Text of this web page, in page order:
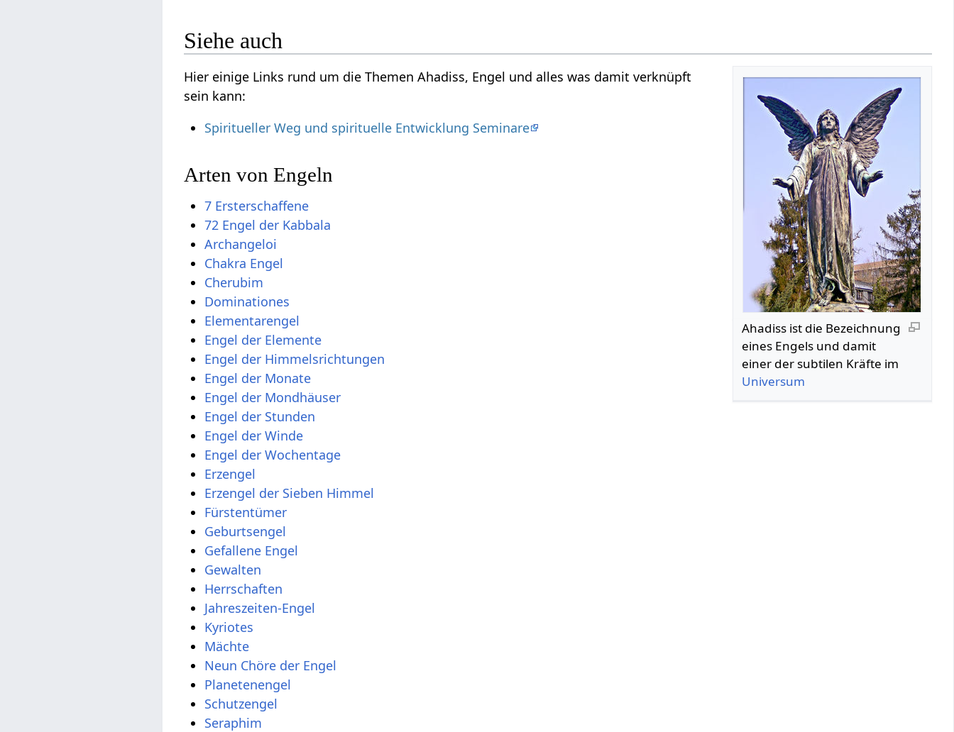
Siehe auch
Ahadiss ist die Bezeichnung
eines Engels und damit
einer der subtilen Kräfte im
Universum
Hier einige Links rund um die Themen Ahadiss, Engel und alles was damit verknüpft
sein kann:
Spiritueller Weg und spirituelle Entwicklung Seminare
Arten von Engeln
7 Ersterschaffene
72 Engel der Kabbala
Archangeloi
Chakra Engel
Cherubim
Dominationes
Elementarengel
Engel der Elemente
Engel der Himmelsrichtungen
Engel der Monate
Engel der Mondhäuser
Engel der Stunden
Engel der Winde
Engel der Wochentage
Erzengel
Erzengel der Sieben Himmel
Fürstentümer
Geburtsengel
Gefallene Engel
Gewalten
Herrschaften
Jahreszeiten-Engel
Kyriotes
Mächte
Neun Chöre der Engel
Planetenengel
Schutzengel
Seraphim